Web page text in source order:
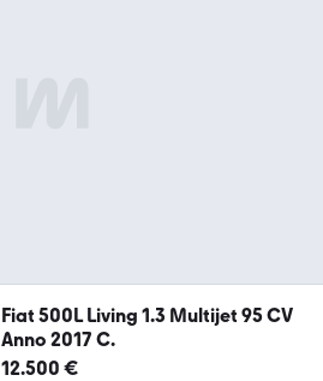
Fiat 500L Living 1.3 Multijet 95 CV
Anno 2017 C.
12.500 €